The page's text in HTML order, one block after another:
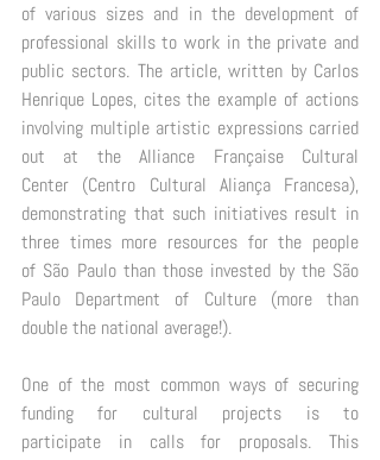
of various sizes and in the development of
professional skills to work in the private and
public sectors. The article, written by Carlos
Henrique Lopes, cites the example of actions
involving multiple artistic expressions carried
out at the Alliance Française Cultural
Center (Centro Cultural Aliança Francesa),
demonstrating that such initiatives result in
three times more resources for the people
of São Paulo than those invested by the São
Paulo Department of Culture (more than
double the national average!).
One of the most common ways of securing
funding for cultural projects is to
participate in calls for proposals. This